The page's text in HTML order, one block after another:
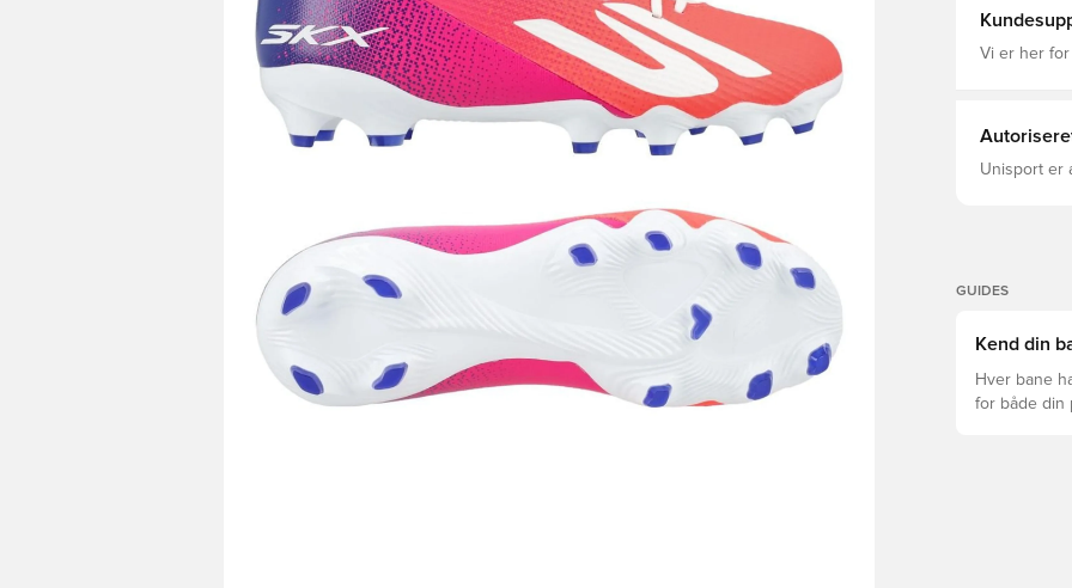
Vi er her
Unisport er
GUIDES
Kend din
Hver bane
for både din